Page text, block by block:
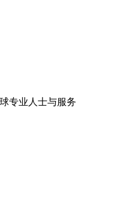
专业人士与服务